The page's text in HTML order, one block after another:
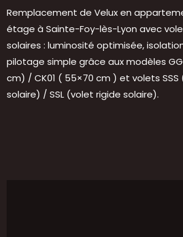
Remplacement de Velux en
étage à Sainte-Foy-lès-Lyon avec
solaires : luminosité optimisée,
pilotage simple grâce aux modèles GGL
cm) / CK01 ( 55×70 cm ) et volets
solaire) / SSL (volet rigide solaire).